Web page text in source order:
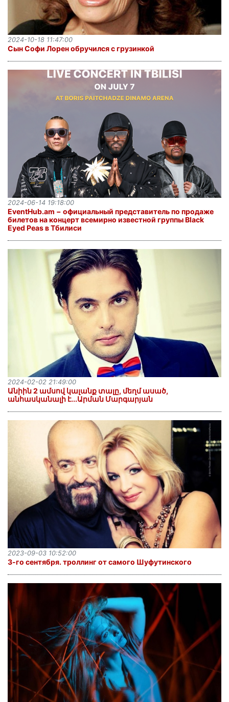
Сын Софи Лорен обручился с грузинкой
2024-10-18 11:47:00
EventHub․am − официальный представитель по продаже
билетов на концерт всемирно известной группы Black
Eyed Peas в Тбилиси
2024-06-14 19:18:00
Անիին 2 ամսով կալանք տալը, մեղմ ասած,
անհասկանալի է․․․Արման Մարգարյան
2024-02-02 21:49:00
3-го сентября. троллинг от самого Шуфутинского
2023-09-03 10:52:00